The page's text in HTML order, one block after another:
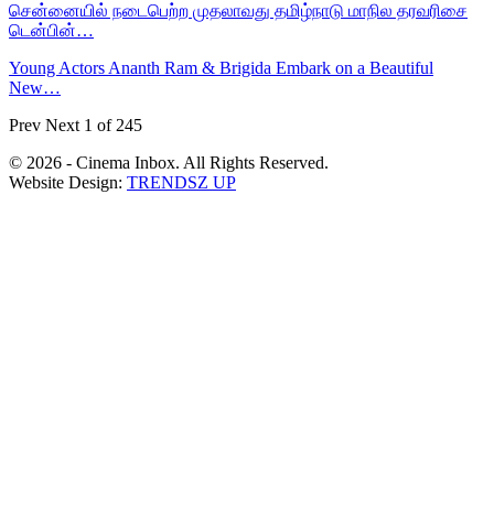
சென்னையில் நடைபெற்ற முதலாவது தமிழ்நாடு மாநில தரவரிசை
டென்பின்…
Young Actors Ananth Ram & Brigida Embark on a Beautiful
New…
Prev Next 1 of 245
© 2026 - Cinema Inbox. All Rights Reserved.
Website Design: TRENDSZ UP